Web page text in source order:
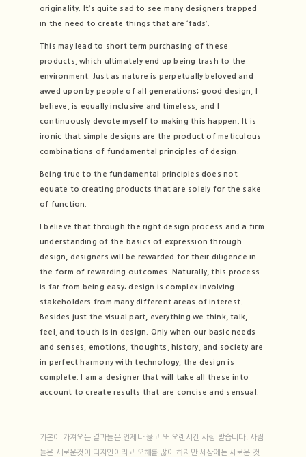
originality. It’s quite sad to see many designers trapped
in the need to create things that are ‘fads’.
This may lead to short term purchasing of these
products, which ultimately end up being trash to the
environment. Just as nature is perpetually beloved and
awed upon by people of all generations; good design, I
believe, is equally inclusive and timeless, and I
continuously devote myself to making this happen. It is
ironic that simple designs are the product of meticulous
combinations of fundamental principles of design.
Being true to the fundamental principles does not
equate to creating products that are solely for the sake
of function.
I believe that through the right design process and a firm
understanding of the basics of expression through
design, designers will be rewarded for their diligence in
the form of rewarding outcomes. Naturally, this process
is far from being easy; design is complex involving
stakeholders from many different areas of interest.
Besides just the visual part, everything we think, talk,
feel, and touch is in design. Only when our basic needs
and senses, emotions, thoughts, history, and society are
in perfect harmony with technology, the design is
complete. I am a designer that will take all these into
account to create results that are concise and sensual.
기본이 가져오는 결과들은 언제나 옳고 또 오랜시간 사랑 받습니다. 사람
들은 새로운것이 디자인이라고 오해를 많이 하지만 세상에는 새로운 것